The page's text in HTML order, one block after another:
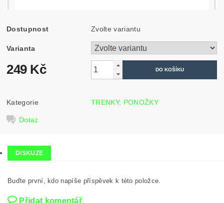
Dostupnost Zvolte variantu
Varianta
249 Kč
Kategorie TRENKY, PONOŽKY
Dotaz
DISKUZE
Buďte první, kdo napíše příspěvek k této položce.
Přidat komentář